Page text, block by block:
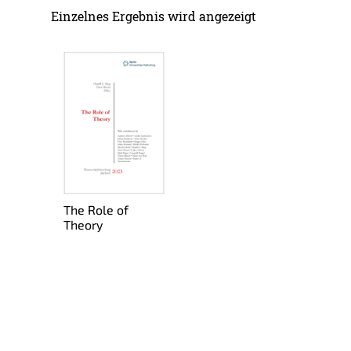
Ein­zel­nes Er­geb­nis wird an­ge­zeigt
The Role of
Theo­ry